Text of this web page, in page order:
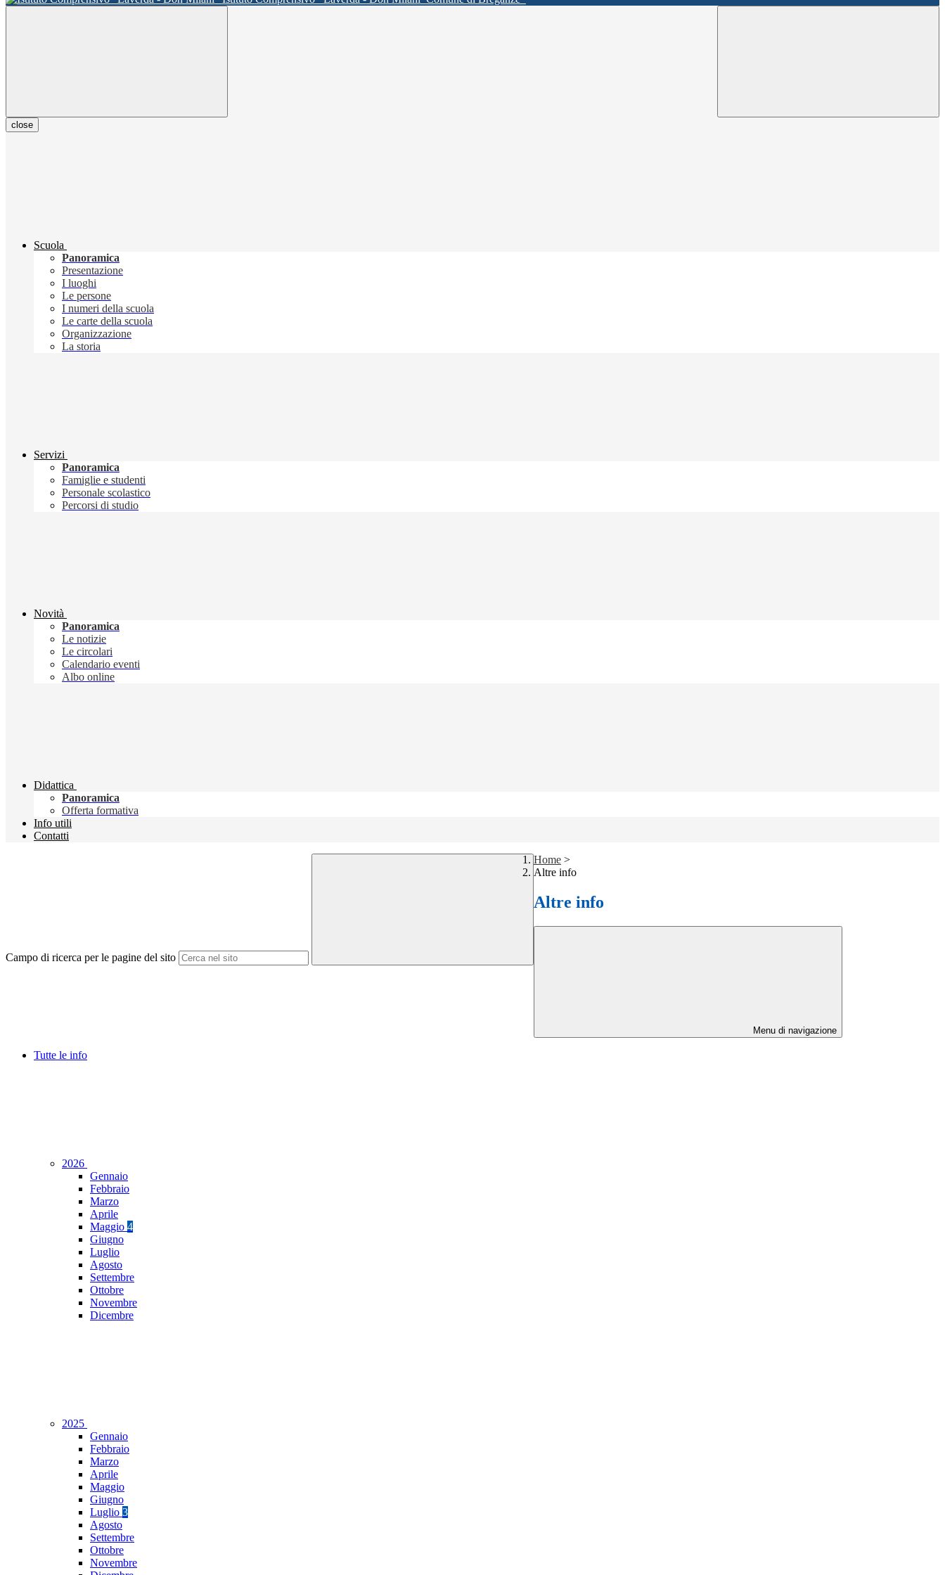
close
Scuola
Panoramica
Presentazione
I luoghi
Le persone
I numeri della scuola
Le carte della scuola
Organizzazione
La storia
Servizi
Panoramica
Famiglie e studenti
Personale scolastico
Percorsi di studio
Novità
Panoramica
Le notizie
Le circolari
Calendario eventi
Albo online
Didattica
Panoramica
Offerta formativa
Info utili
Contatti
Campo di ricerca per le pagine del sito
Home >
Altre info
Altre info
Menu di navigazione
Tutte le info
2026
Gennaio
Febbraio
Marzo
Aprile
Maggio 4
Giugno
Luglio
Agosto
Settembre
Ottobre
Novembre
Dicembre
2025
Gennaio
Febbraio
Marzo
Aprile
Maggio
Giugno
Luglio 3
Agosto
Settembre
Ottobre
Novembre